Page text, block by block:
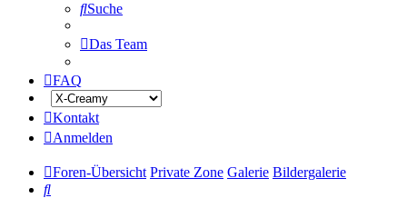
Suche
Das Team
FAQ
Kontakt
Anmelden
Foren-Übersicht Private Zone Galerie Bildergalerie
Suche